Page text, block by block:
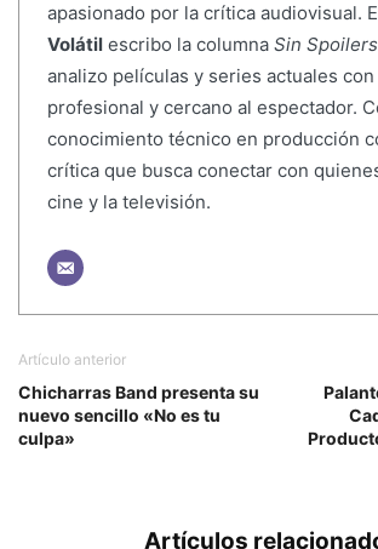
apasionado por la crítica audiovisual.
Volátilescribo la columna Sin Spoilers
analizo películas y series actuales
profesional y cercano al espectador.
conocimiento técnico en producción
crítica que busca conectar con
cine y la televisión.
Artículo anterior
Chicharras Band presenta su
nuevo sencillo «No es tu
culpa»
Artículos